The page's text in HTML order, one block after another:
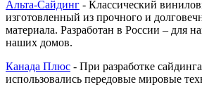
Альта-Сайдинг - Классический
изготовленный из прочного и
материала. Разработан в России – для
наших домов.
Канада Плюс - При разработке
использовались передовые мировые